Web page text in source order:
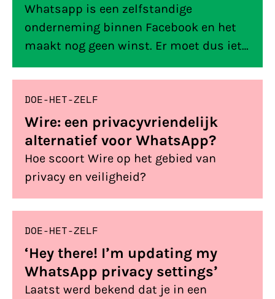
vragen als: is WhatsApp slecht voor
mijn privacy? of: Kan WhatsApp
meelezen met wat ik naar iemand
stuur? We leggen het je uit.
Whatsapp is een zelfstandige
onderneming binnen Facebook en het
maakt nog geen winst. Er moet dus iets
veranderen.
DOE-HET-ZELF
Wire: een privacyvriendelijk
alternatief voor WhatsApp?
Hoe scoort Wire op het gebied van
privacy en veiligheid?
DOE-HET-ZELF
‘Hey there! I’m updating my
WhatsApp privacy settings’
Laatst werd bekend dat je in een